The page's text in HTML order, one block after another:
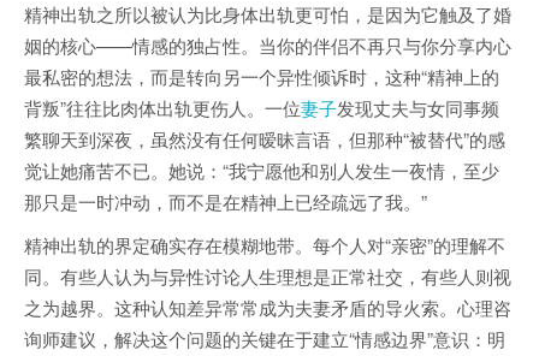
精神出轨之所以被认为比身体出轨更可怕，是因为它触及了婚
姻的核心——情感的独占性。当你的伴侣不再只与你分享内心
最私密的想法，而是转向另一个异性倾诉时，这种“精神上的
背叛”往往比肉体出轨更伤人。一位妻子发现丈夫与女同事频
繁聊天到深夜，虽然没有任何暧昧言语，但那种“被替代”的感
觉让她痛苦不已。她说：“我宁愿他和别人发生一夜情，至少
那只是一时冲动，而不是在精神上已经疏远了我。”
精神出轨的界定确实存在模糊地带。每个人对“亲密”的理解不
同。有些人认为与异性讨论人生理想是正常社交，有些人则视
之为越界。这种认知差异常常成为夫妻矛盾的导火索。心理咨
询师建议，解决这个问题的关键在于建立“情感边界”意识：明